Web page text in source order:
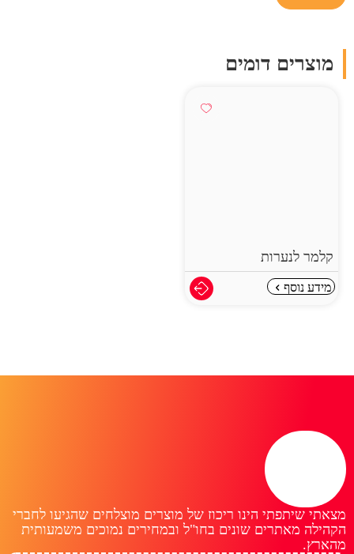
מוצרים דומים
קלמר לנערות
מידע נוסף
מצאתי שיתפתי הינו ריכוז של מוצרים מוצלחים שהגיעו לחברי
הקהילה מאתרים שונים בחו"ל ובמחירים נמוכים משמעותית
מהארץ.